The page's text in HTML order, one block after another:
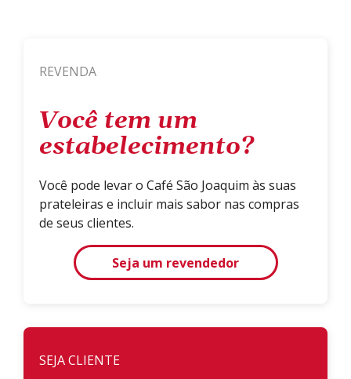
REVENDA
Você tem um
estabelecimento?
Você pode levar o Café São Joaquim às suas
prateleiras e incluir mais sabor nas compras
de seus clientes.
Seja um revendedor
SEJA CLIENTE